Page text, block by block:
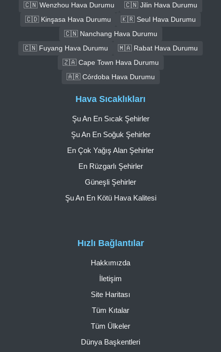
🇨🇳 Wenzhou Hava Durumu
🇨🇳 Jilin Hava Durumu
🇨🇩 Kinşasa Hava Durumu
🇰🇷 Seul Hava Durumu
🇨🇳 Nanchang Hava Durumu
🇨🇳 Fuyang Hava Durumu
🇲🇦 Rabat Hava Durumu
🇿🇦 Cape Town Hava Durumu
🇦🇷 Córdoba Hava Durumu
Hızlı Bağlantılar
Hakkımızda
İletişim
Site Haritası
Tüm Kıtalar
Tüm Ülkeler
Dünya Başkentleri
Hava Sıcaklıkları
Şu An En Sıcak Şehirler
Şu An En Soğuk Şehirler
En Çok Yağış Alan Şehirler
En Rüzgarlı Şehirler
Güneşli Şehirler
Şu An En Kötü Hava Kalitesi